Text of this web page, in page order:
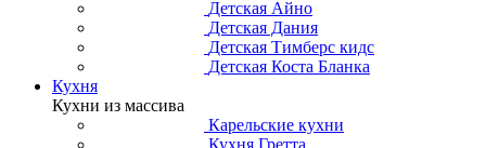
Детская Айно
Детская Дания
Детская Тимберс кидс
Детская Коста Бланка
Кухня
Кухни из массива
Карельские кухни
Кухня Гретта